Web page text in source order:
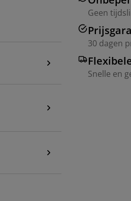
Geen
30 dagen
Snelle en